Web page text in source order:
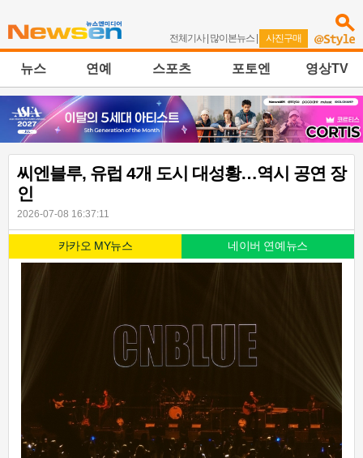
전체기사| 많이본뉴스 | 사진구매
뉴스 연예 스포츠 포토엔 영상TV
씨엔블루, 유럽 4개 도시 대성황…역시 공연 장
인
2026-07-08 16:37:11
카카오 MY뉴스 네이버 연예뉴스